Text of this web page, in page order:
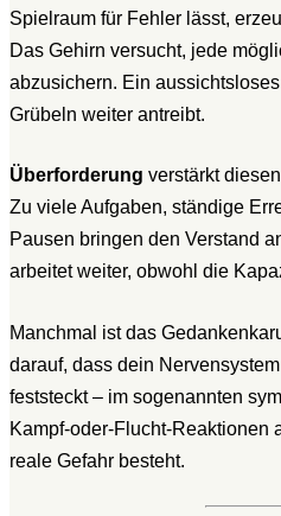
Spielraum für Fehler lässt,
Das Gehirn versucht, jede
abzusichern. Ein
Grübeln weiter antreibt.
Überforderung verstärkt
Zu viele Aufgaben, ständige
Pausen bringen den Verstand
arbeitet weiter, obwohl die
Manchmal ist das
darauf, dass dein
feststeckt – im sogenannten
Kampf-oder-Flucht-Reaktionen
reale Gefahr besteht.